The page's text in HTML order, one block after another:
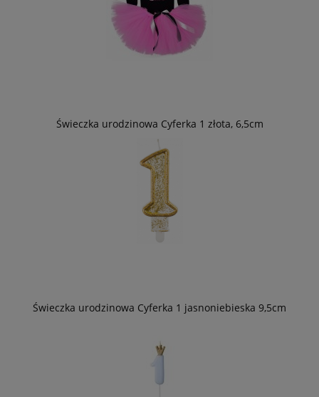
Świeczka urodzinowa Cyferka 1 złota, 6,5cm
Świeczka urodzinowa Cyferka 1 jasnoniebieska 9,5cm